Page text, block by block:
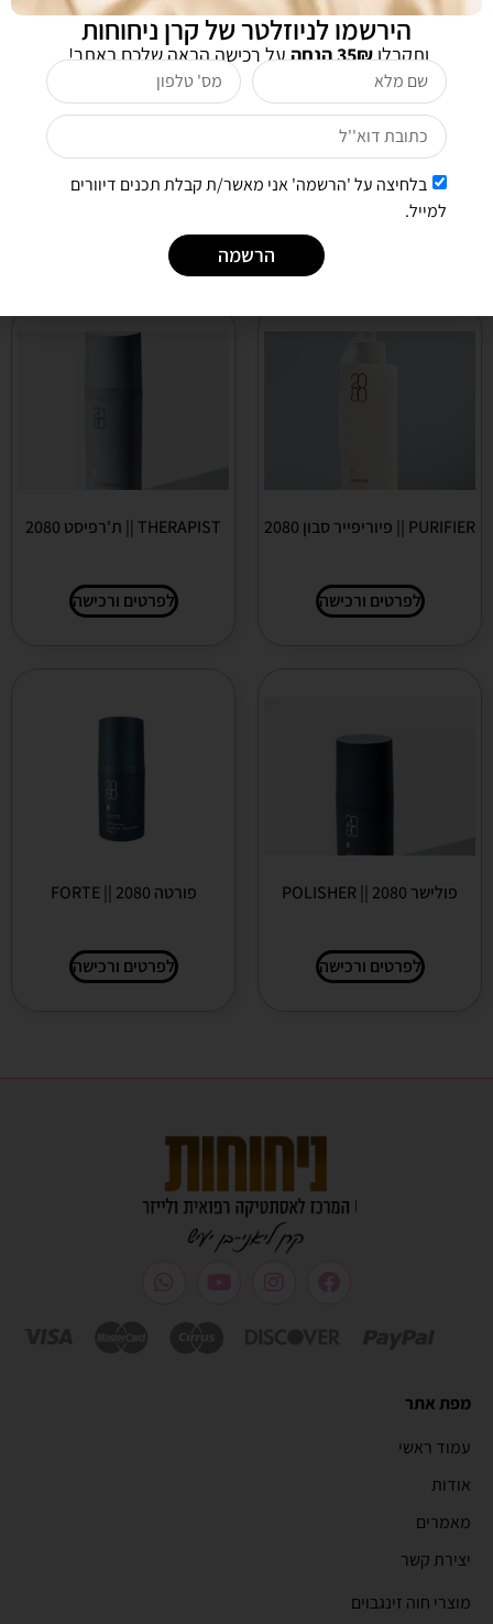
אני מעוניינת לקבל חדשות ומבצעים לדואר אלקטרוני
שליחה
לקוחות שרכשו מוצר זה רכשו גם
PURIFIER || פיוריפייר סבון 2080
לפרטים ורכישה
THERAPIST || ת'רפיסט 2080
לפרטים ורכישה
פולישר 2080 || POLISHER
לפרטים ורכישה
פורטה 2080 || FORTE
לפרטים ורכישה
מפת אתר
עמוד ראשי
אודות
מאמרים
יצירת קשר
מוצרי חוה זינגבוים
הירשמו לניוזלטר של קרן ניחוחות
ותקבלו35₪ הנחה על רכישה הבאה שלכם באתר!
בלחיצה על 'הרשמה' אני מאשר/ת קבלת תכנים דיוורים
למייל.
הרשמה